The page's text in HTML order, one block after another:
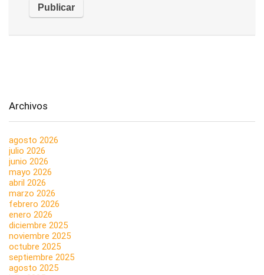
Archivos
agosto 2026
julio 2026
junio 2026
mayo 2026
abril 2026
marzo 2026
febrero 2026
enero 2026
diciembre 2025
noviembre 2025
octubre 2025
septiembre 2025
agosto 2025